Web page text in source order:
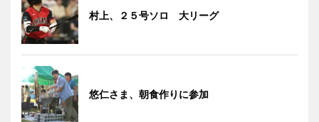
村上、２５号ソロ 大リーグ
悠仁さま、朝食作りに参加